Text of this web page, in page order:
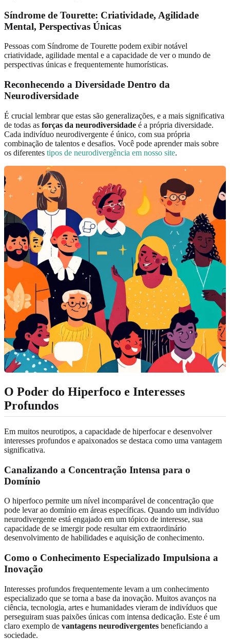
Síndrome de Tourette: Criatividade, Agilidade
Mental, Perspectivas Únicas
Pessoas com Síndrome de Tourette podem exibir notável
criatividade, agilidade mental e a capacidade de ver o mundo de
perspectivas únicas e frequentemente humorísticas.
Reconhecendo a Diversidade Dentro da
Neurodiversidade
É crucial lembrar que estas são generalizações, e a mais significativa
de todas as forças da neurodiversidade é a própria diversidade.
Cada indivíduo neurodivergente é único, com sua própria
combinação de talentos e desafios. Você pode aprender mais sobre
os diferentes tipos de neurodivergência em nosso site.
O Poder do Hiperfoco e Interesses
Profundos
Em muitos neurotipos, a capacidade de hiperfocar e desenvolver
interesses profundos e apaixonados se destaca como uma vantagem
significativa.
Canalizando a Concentração Intensa para o
Domínio
O hiperfoco permite um nível incomparável de concentração que
pode levar ao domínio em áreas específicas. Quando um indivíduo
neurodivergente está engajado em um tópico de interesse, sua
capacidade de se imergir pode resultar em extraordinário
desenvolvimento de habilidades e aquisição de conhecimento.
Como o Conhecimento Especializado Impulsiona a
Inovação
Interesses profundos frequentemente levam a um conhecimento
especializado que se torna a base da inovação. Muitos avanços na
ciência, tecnologia, artes e humanidades vieram de indivíduos que
perseguiram suas paixões únicas com intensa dedicação. Este é um
claro exemplo de vantagens neurodivergentes beneficiando a
sociedade.